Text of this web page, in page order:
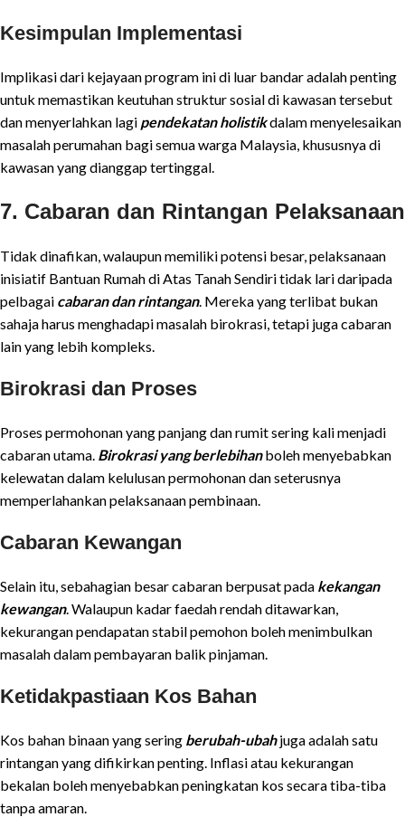
Kesimpulan Implementasi
Implikasi dari kejayaan program ini di luar bandar adalah penting
untuk memastikan keutuhan struktur sosial di kawasan tersebut
dan menyerlahkan lagi pendekatan holistikdalam menyelesaikan
masalah perumahan bagi semua warga Malaysia, khususnya di
kawasan yang dianggap tertinggal.
7. Cabaran dan Rintangan Pelaksanaan
Tidak dinafikan, walaupun memiliki potensi besar, pelaksanaan
inisiatif Bantuan Rumah di Atas Tanah Sendiri tidak lari daripada
pelbagai cabaran dan rintangan. Mereka yang terlibat bukan
sahaja harus menghadapi masalah birokrasi, tetapi juga cabaran
lain yang lebih kompleks.
Birokrasi dan Proses
Proses permohonan yang panjang dan rumit sering kali menjadi
cabaran utama. Birokrasi yang berlebihanboleh menyebabkan
kelewatan dalam kelulusan permohonan dan seterusnya
memperlahankan pelaksanaan pembinaan.
Cabaran Kewangan
Selain itu, sebahagian besar cabaran berpusat pada kekangan
kewangan. Walaupun kadar faedah rendah ditawarkan,
kekurangan pendapatan stabil pemohon boleh menimbulkan
masalah dalam pembayaran balik pinjaman.
Ketidakpastiaan Kos Bahan
Kos bahan binaan yang sering berubah-ubahjuga adalah satu
rintangan yang difikirkan penting. Inflasi atau kekurangan
bekalan boleh menyebabkan peningkatan kos secara tiba-tiba
tanpa amaran.